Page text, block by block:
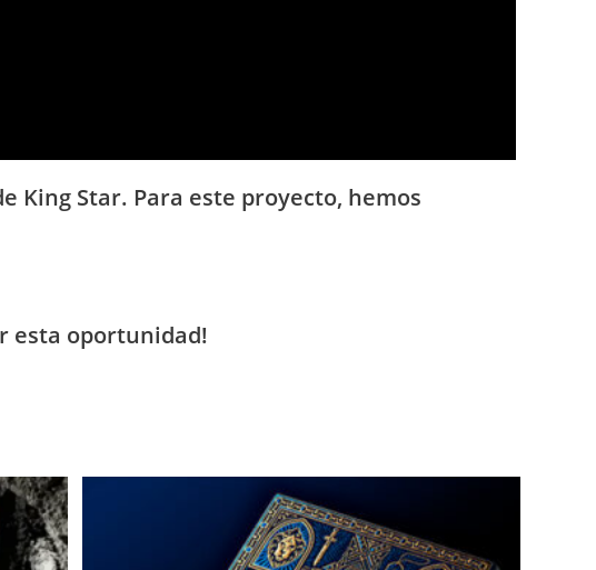
King Star. Para este proyecto, hemos
esta oportunidad!